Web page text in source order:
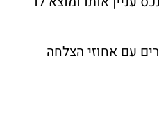
עם אחוזי הצלחה